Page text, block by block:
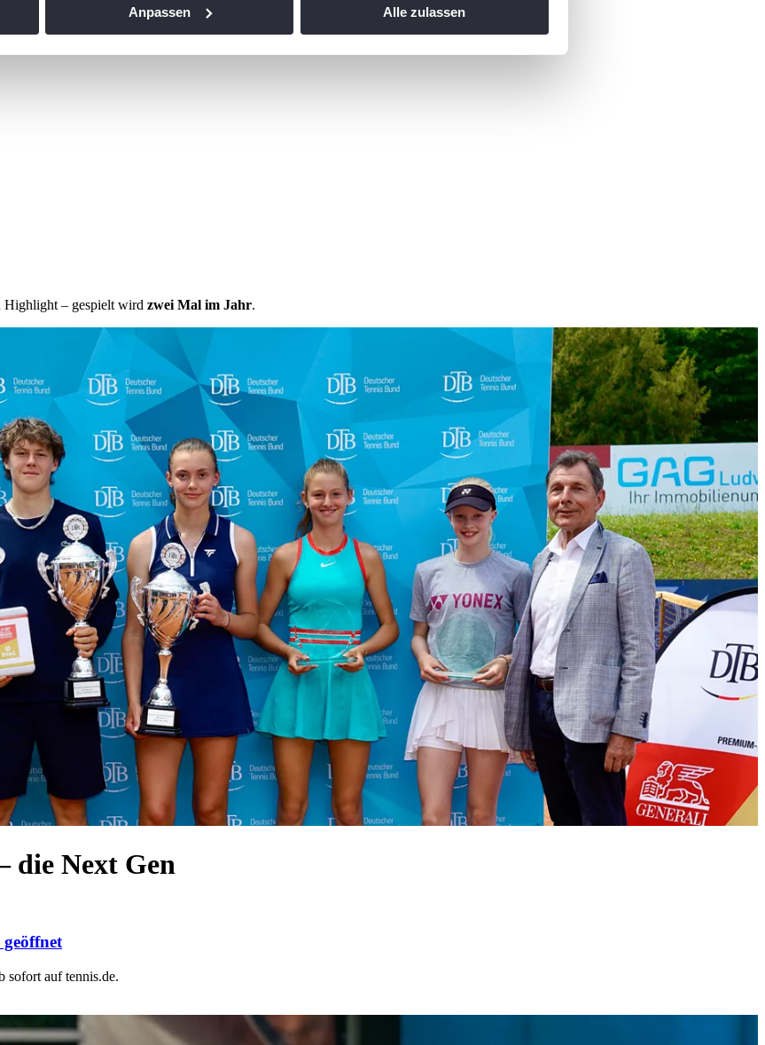
und Anzeigen zu personalisieren, Funktionen für soziale Medien anbieten zu können
zu analysieren. Außerdem geben wir Informationen zu Ihrer Verwendung unserer
zusammen, die Sie ihnen bereitgestellt haben oder die sie im Rahmen Ihrer Nutzung
Anpassen Alle zulassen
Highlight – gespielt wird zwei Mal im Jahr.
die Next Gen
sofort auf tennis.de.